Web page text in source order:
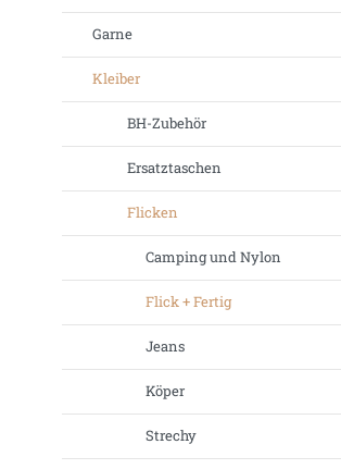
Garne
Kleiber
BH-Zubehör
Ersatztaschen
Flicken
Camping und Nylon
Flick + Fertig
Jeans
Köper
Strechy